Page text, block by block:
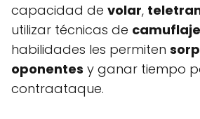
capacidad de volar,
utilizar técnicas de camuflaje
habilidades les permiten
oponentes y ganar tiempo
contraataque.